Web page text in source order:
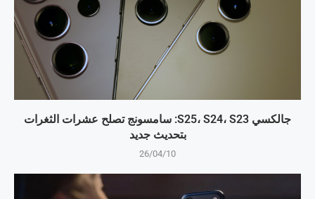
جالكسي S25، S24، S23: سامسونج تصلح عشرات الثغرات
بتحديث جديد
26/04/10